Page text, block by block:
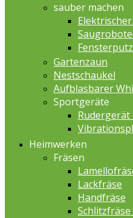
sauber machen
Gartenzaun
Nestschaukel
Aufblasbarer
Sportgeräte
Rudergerät
Heimwerken
Fräsen
Lackfräse
Handfräse